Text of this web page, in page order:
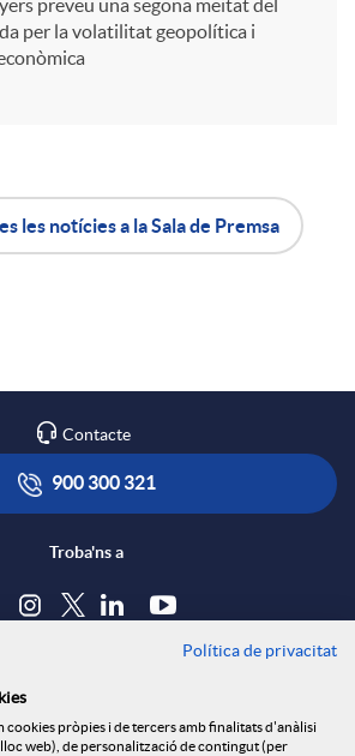
preveu una segona meitat del
per la volatilitat geopolítica i
les notícies a la Sala de Premsa
Contacte
900 300 321
Troba'ns a
Política de cookies
Política de privacitat
cookies pròpies i de tercers amb finalitats d'anàlisi
web), de personalització de contingut (per